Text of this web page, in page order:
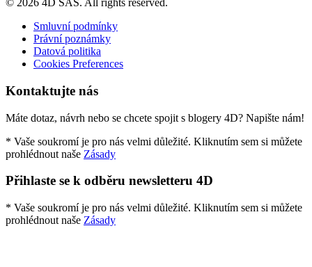
© 2026 4D SAS. All rights reserved.
Smluvní podmínky
Právní poznámky
Datová politika
Cookies Preferences
Kontaktujte nás
Máte dotaz, návrh nebo se chcete spojit s blogery 4D? Napište nám!
* Vaše soukromí je pro nás velmi důležité. Kliknutím sem si můžete
prohlédnout naše Zásady
Přihlaste se k odběru newsletteru 4D
* Vaše soukromí je pro nás velmi důležité. Kliknutím sem si můžete
prohlédnout naše Zásady